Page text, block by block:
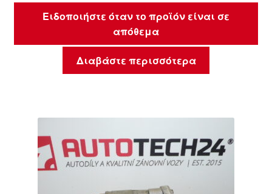
Ειδοποιήστε όταν το προϊόν είναι σε
απόθεμα
Διαβάστε περισσότερα